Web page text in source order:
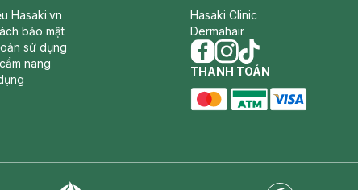
Hasaki.vn
bảo mật
sử dụng
nang
Hasaki Clinic
Dermahair
facebook
instagram
tiktok
THANH TOÁN